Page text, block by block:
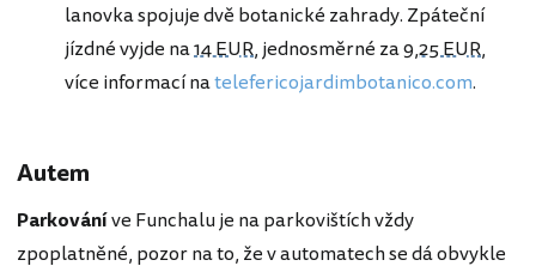
lanovka spojuje dvě botanické zahrady. Zpáteční
jízdné vyjde na14 EUR, jednosměrné za9,25 EUR,
více informací natelefericojardimbotanico.com.
Autem
Parkováníve Funchalu je na parkovištích vždy
zpoplatněné, pozor na to, že v automatech se dá obvykle